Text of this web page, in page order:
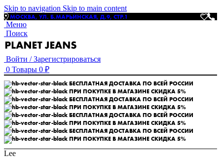
Skip to navigation Skip to main content
МОСКВА, УЛ. Б.МАРЬИНСКАЯ, Д.9, СТР.1
Меню
Поиск
Войти / Зарегистрироваться
0 Товары 0 ₽
БЕСПЛАТНАЯ ДОСТАВКА ПО ВСЕЙ РОССИИ
ПРИ ПОКУПКЕ В МАГАЗИНЕ СКИДКА 5%
БЕСПЛАТНАЯ ДОСТАВКА ПО ВСЕЙ РОССИИ
ПРИ ПОКУПКЕ В МАГАЗИНЕ СКИДКА 5%
БЕСПЛАТНАЯ ДОСТАВКА ПО ВСЕЙ РОССИИ
ПРИ ПОКУПКЕ В МАГАЗИНЕ СКИДКА 5%
БЕСПЛАТНАЯ ДОСТАВКА ПО ВСЕЙ РОССИИ
ПРИ ПОКУПКЕ В МАГАЗИНЕ СКИДКА 5%
Lee